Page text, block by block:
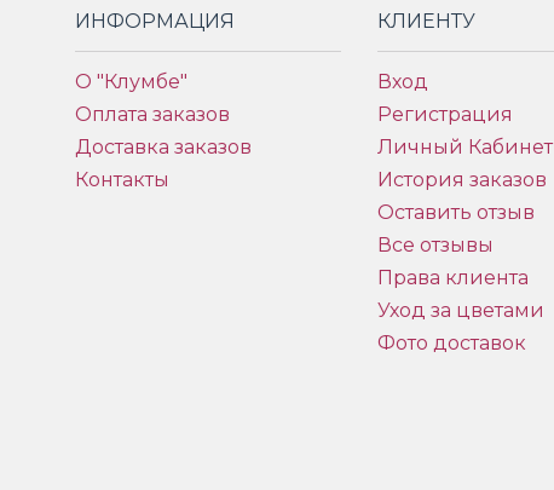
ИНФОРМАЦИЯ
О "Клумбе"
Оплата заказов
Доставка заказов
Контакты
КЛИЕНТУ
Вход
Регистрация
Личный Кабинет
История заказов
Оставить отзыв
Все отзывы
Права клиента
Уход за цветами
Фото доставок